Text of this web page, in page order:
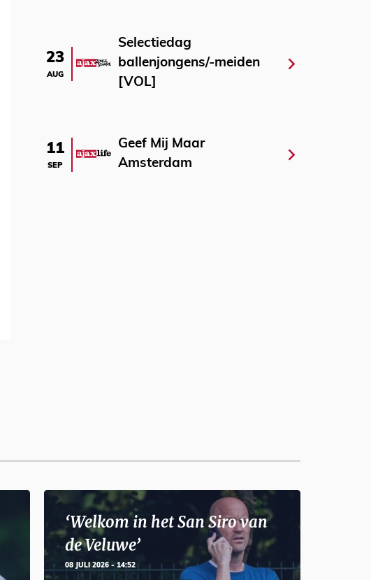
23
AUG
Selectiedag
ballenjongens/-meiden
[VOL]
11
SEP
Geef Mij Maar
Amsterdam
‘Welkom in het San Siro van
de Veluwe’
08 JULI 2026 - 14:52